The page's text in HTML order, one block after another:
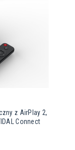
z AirPlay 2,
Connect